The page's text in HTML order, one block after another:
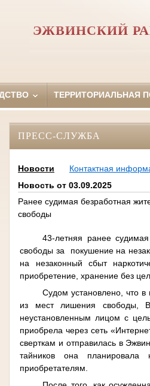
ЭЖВИНСКИЙ
ТЕРРИТОРИАЛЬНАЯ
ПРЕСС-СЛУЖБА
Новости
Контактная
Новость от 03.09.2025
Ранее судимая безработная
свободы
43-летняя ранее
свободы за покушение на
на незаконный сбыт
приобретение, хранение без
Судом установлено, что
из мест лишения свободы,
неустановленным лицом с
приобрела через сеть
сверткам и отправилась в
тайников она
приобретателям.